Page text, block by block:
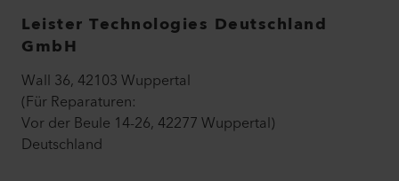
https://www.brevo.com/de/legal/privacypolicy/
Leister Technologies Deutschland
GmbH
Wall 36, 42103 Wuppertal
(Für Reparaturen:
Vor der Beule 14-26, 42277 Wuppertal)
Deutschland